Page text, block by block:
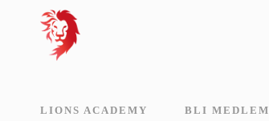
LIONS ACADEMY BLI MEDLEM